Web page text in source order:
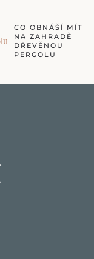
CO OBNÁŠÍ MÍT
NA ZAHRADĚ
DŘEVĚNOU
PERGOLU